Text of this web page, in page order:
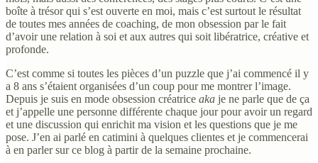
boîte à trésor qui s’est ouverte en moi, mais c’est surtout le résultat
de toutes mes années de coaching, de mon obsession par le fait
d’avoir une relation à soi et aux autres qui soit libératrice, créative et
profonde.
C’est comme si toutes les pièces d’un puzzle que j’ai commencé il y
a 8 ans s’étaient organisées d’un coup pour me montrer l’image.
Depuis je suis en mode obsession créatrice aka je ne parle que de ça
et j’appelle une personne différente chaque jour pour avoir un regard
et une discussion qui enrichit ma vision et les questions que je me
pose. J’en ai parlé en catimini à quelques clientes et je commencerai
à en parler sur ce blog à partir de la semaine prochaine.